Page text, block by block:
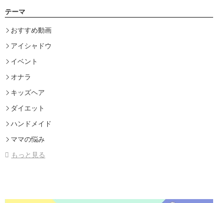
テーマ
おすすめ動画
アイシャドウ
イベント
オナラ
キッズヘア
ダイエット
ハンドメイド
ママの悩み
もっと見る